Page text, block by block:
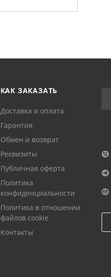
КАК ЗАКАЗАТЬ
Доставка и оплата
Гарантия
Обмен и возврат
Реквизиты
Публичная оферта
Политика
конфиденциальности
Политика в отношении
файлов cookie
Контакты